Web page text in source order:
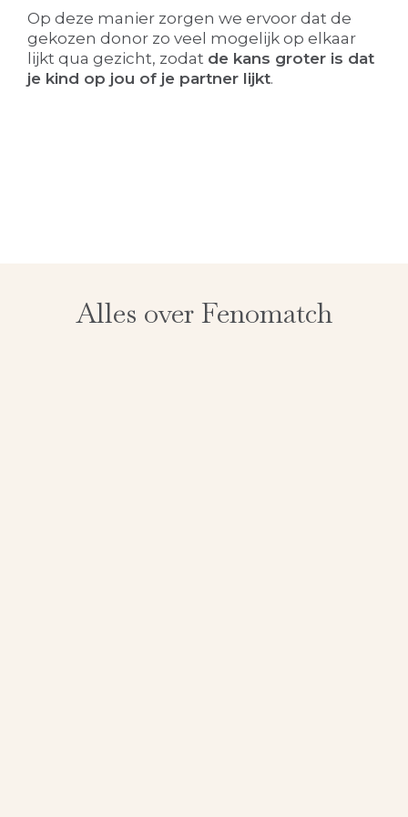
Op deze manier zorgen we ervoor dat de
gekozen donor zo veel mogelijk op elkaar
lijkt qua gezicht, zodat de kans groter is dat
je kind op jou of je partner lijkt.
Alles over Fenomatch